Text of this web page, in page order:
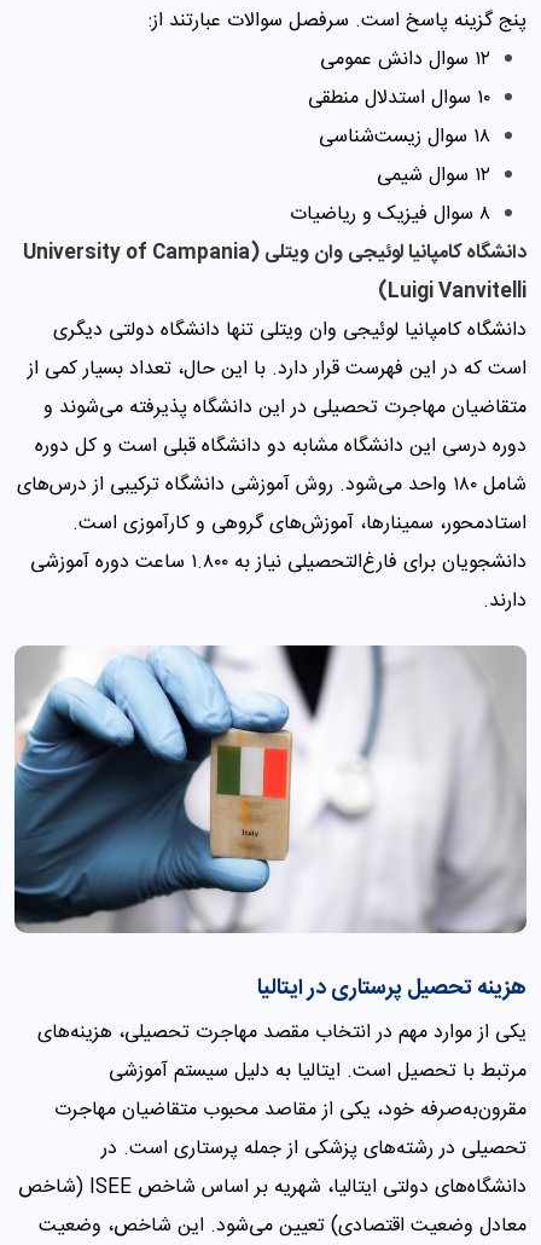
پنج گزینه پاسخ است. سرفصل سوالات عبارتند از:
۱۲ سوال دانش عمومی
۱۰ سوال استدلال منطقی
۱۸ سوال زیست‌شناسی
۱۲ سوال شیمی
۸ سوال فیزیک و ریاضیات
دانشگاه کامپانیا لوئیجی وان ویتلی (University of Campania
Luigi Vanvitelli)
دانشگاه کامپانیا لوئیجی وان ویتلی تنها دانشگاه دولتی دیگری
است که در این فهرست قرار دارد. با این حال، تعداد بسیار کمی از
متقاضیان مهاجرت تحصیلی در این دانشگاه پذیرفته می‌شوند و
دوره درسی این دانشگاه مشابه دو دانشگاه قبلی است و کل دوره
شامل ۱۸۰ واحد می‌شود. روش آموزشی دانشگاه ترکیبی از درس‌های
استادمحور، سمینارها، آموزش‌های گروهی و کارآموزی است.
دانشجویان برای فارغ‌التحصیلی نیاز به ۱.۸۰۰ ساعت دوره آموزشی
دارند.
هزینه تحصیل پرستاری در ایتالیا
یکی از موارد مهم در انتخاب مقصد مهاجرت تحصیلی، هزینه‌های
مرتبط با تحصیل است. ایتالیا به دلیل سیستم آموزشی
مقرون‌به‌صرفه خود، یکی از مقاصد محبوب متقاضیان مهاجرت
تحصیلی در رشته‌های پزشکی از جمله پرستاری است. در
دانشگاه‌های دولتی ایتالیا، شهریه بر اساس شاخص ISEE (شاخص
معادل وضعیت اقتصادی) تعیین می‌شود. این شاخص، وضعیت